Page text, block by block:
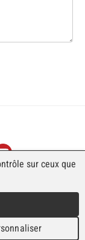
sur ceux que